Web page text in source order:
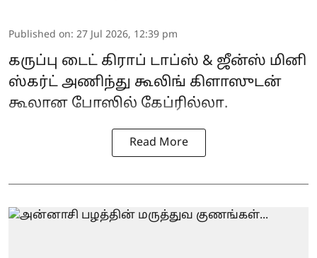
Published on: 27 Jul 2026, 12:39 pm
கருப்பு டைட் கிராப் டாப்ஸ் & ஜீன்ஸ் மினி
ஸ்கர்ட் அணிந்து கூலிங் கிளாஸுடன்
கூலான போஸில் கேப்ரில்லா.
Read More